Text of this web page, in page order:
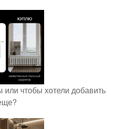
чтобы хотели добавить